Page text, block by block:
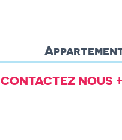
CONTACTEZ NOUS